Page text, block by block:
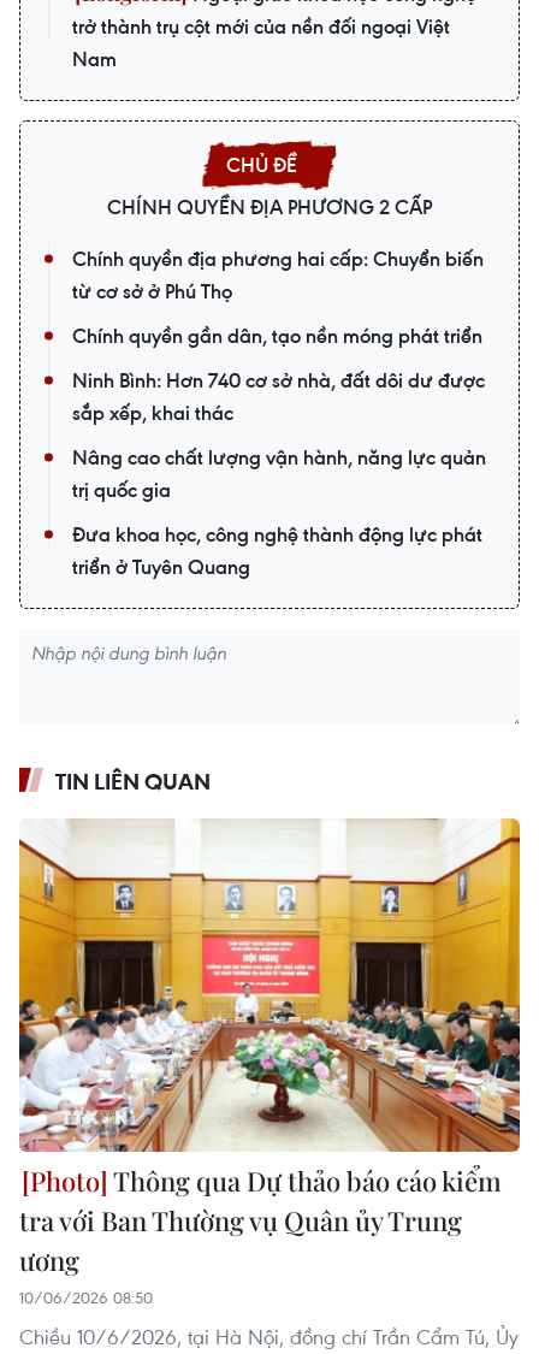
trở thành trụ cột mới của nền đối ngoại Việt
Nam
CHÍNH QUYỀN ĐỊA PHƯƠNG 2 CẤP
Chính quyền địa phương hai cấp: Chuyển biến
từ cơ sở ở Phú Thọ
Chính quyền gần dân, tạo nền móng phát triển
Ninh Bình: Hơn 740 cơ sở nhà, đất dôi dư được
sắp xếp, khai thác
Nâng cao chất lượng vận hành, năng lực quản
trị quốc gia
Đưa khoa học, công nghệ thành động lực phát
triển ở Tuyên Quang
TIN LIÊN QUAN
Thông qua Dự thảo báo cáo kiểm
tra với Ban Thường vụ Quân ủy Trung
ương
10/06/2026 08:50
Chiều 10/6/2026, tại Hà Nội, đồng chí Trần Cẩm Tú, Ủy